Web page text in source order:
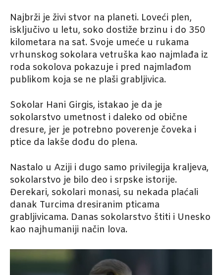
Najbrži je živi stvor na planeti. Loveći plen,
isključivo u letu, soko dostiže brzinu i do 350
kilometara na sat. Svoje umeće u rukama
vrhunskog sokolara vetruška kao najmlađa iz
roda sokolova pokazuje i pred najmlađom
publikom koja se ne plaši grabljivica.
Sokolar Hani Girgis, istakao je da je
sokolarstvo umetnost i daleko od obične
dresure, jer je potrebno poverenje čoveka i
ptice da lakše dođu do plena.
Nastalo u Aziji i dugo samo privilegija kraljeva,
sokolarstvo je bilo deo i srpske istorije.
Đerekari, sokolari monasi, su nekada plaćali
danak Turcima dresiranim pticama
grabljivicama. Danas sokolarstvo štiti i Unesko
kao najhumaniji način lova.